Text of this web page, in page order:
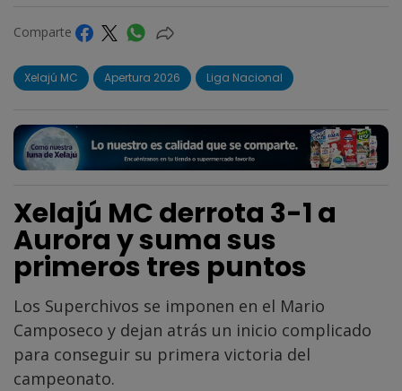
Comparte
Xelajú MC Apertura 2026 Liga Nacional
Xelajú MC derrota 3-1 a
Aurora y suma sus
primeros tres puntos
Los Superchivos se imponen en el Mario
Camposeco y dejan atrás un inicio complicado
para conseguir su primera victoria del
campeonato.